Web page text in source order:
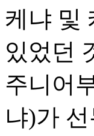
케냐 및
있었던
주니어
냐)가